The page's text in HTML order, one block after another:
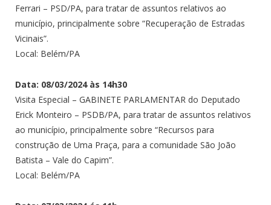
Ferrari – PSD/PA, para tratar de assuntos relativos ao
município, principalmente sobre “Recuperação de Estradas
Vicinais”.
Local: Belém/PA
Data: 08/03/2024 às 14h30
Visita Especial – GABINETE PARLAMENTAR do Deputado
Erick Monteiro – PSDB/PA, para tratar de assuntos relativos
ao município, principalmente sobre “Recursos para
construção de Uma Praça, para a comunidade São João
Batista – Vale do Capim”.
Local: Belém/PA